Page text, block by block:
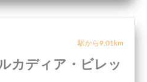
駅から9.01km
カディア・ビレッ